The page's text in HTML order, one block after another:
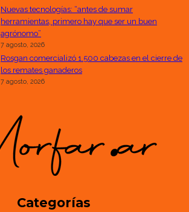
Nuevas tecnologías: “antes de sumar
herramientas, primero hay que ser un buen
agrónomo”
7 agosto, 2026
Rosgan comercializó 1.500 cabezas en el cierre de
los remates ganaderos
7 agosto, 2026
Categorías